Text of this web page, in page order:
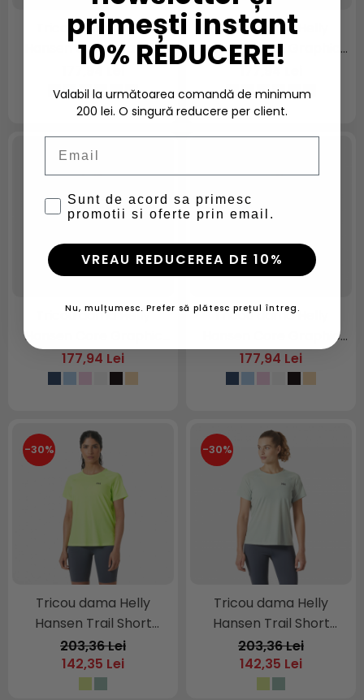
Tricou dama Helly
Hansen Core Graphic
T-Shirt
Tricou dama Helly
Hansen Core Graphic
T-Shirt
Tricou dama Helly
Hansen Core Graphic
T-Shirt
177,94 Lei
Tricou dama Helly
Hansen Core Graphic
T-Shirt
177,94 Lei
-30%
Tricou dama Helly
Hansen Trail Short
Sleeve T-Shirt
203,36 Lei
142,35 Lei
-30%
Tricou dama Helly
Hansen Trail Short
Sleeve T-Shirt
203,36 Lei
142,35 Lei
primești instant
10% REDUCERE!
Valabil la următoarea comandă de minimum
200 lei. O singură reducere per client.
Sunt de acord sa primesc
promotii si oferte prin email.
VREAU REDUCEREA DE 10%
Nu, mulțumesc. Prefer să plătesc prețul întreg.